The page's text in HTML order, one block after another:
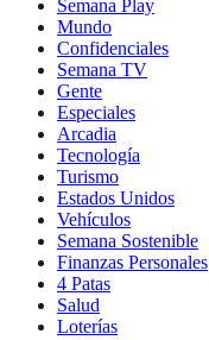
Semana Play
Mundo
Confidenciales
Semana TV
Gente
Especiales
Arcadia
Tecnología
Turismo
Estados Unidos
Vehículos
Semana Sostenible
Finanzas Personales
4 Patas
Salud
Loterías